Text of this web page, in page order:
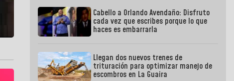
Cabello a Orlando Avendaño: Disfruto
cada vez que escribes porque lo que
haces es embarrarla
Llegan dos nuevos trenes de
trituración para optimizar manejo de
escombros en La Guaira